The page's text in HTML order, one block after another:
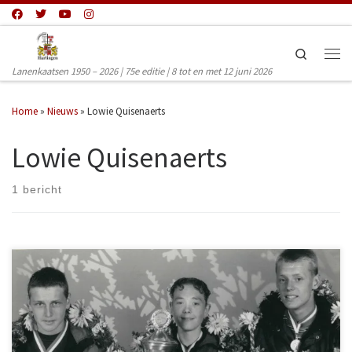
Ga naar inhoud
Lanenkaatsen 1950 – 2026 | 75e editie | 8 tot en met 12 juni 2026
Search
Home » Nieuws » Lowie Quisenaerts
Lowie Quisenaerts
1 bericht
Lowie inmiddels 30’er doet naar verwachting voor de 19e keer mee dit
jaar aan de Lanen. Hij valt niet op door alle prijzen die hij bij elkaar
heeft gekaatst. Nee hij won de Lanen slechts 1 keer in 2003. Wat wel
bijzonder is te noemen dat hij één van de weinige kaatsers is die sinds
dat hij mee doet nog nooit een editie heeft gemist. Lowie kaatste voor